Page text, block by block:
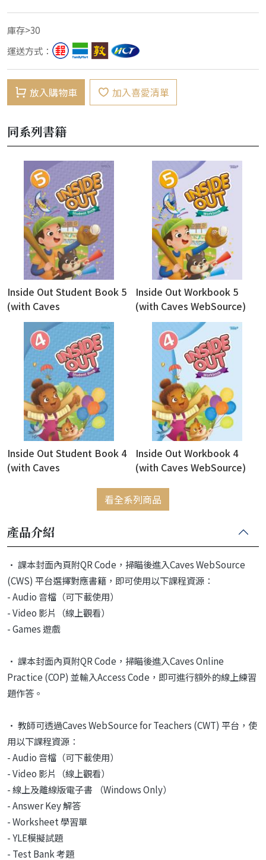
庫存>30
運送方式：
放入購物車 加入喜愛清單
同系列書籍
Inside Out Student Book 5
(with Caves
WebSource+Caves Online
Practice)
Inside Out Workbook 5
(with Caves WebSource)
Inside Out Student Book 4
(with Caves
Inside Out Workbook 4
(with Caves WebSource)
看全系列商品
產品介紹
• 課本封面內頁附QR Code，掃瞄後進入Caves WebSource
(CWS) 平台選擇對應書籍，即可使用以下課程資源：
- Audio 音檔（可下載使用）
- Video 影片（線上觀看）
- Games 遊戲
• 課本封面內頁附QR Code，掃瞄後進入Caves Online
Practice (COP) 並輸入Access Code，即可進行額外的線上練習
題作答。
• 教師可透過Caves WebSource for Teachers (CWT) 平台，使
用以下課程資源：
- Audio 音檔（可下載使用）
- Video 影片（線上觀看）
- 線上及離線版電子書 （Windows Only）
- Answer Key 解答
- Worksheet 學習單
- YLE模擬試題
- Test Bank 考題